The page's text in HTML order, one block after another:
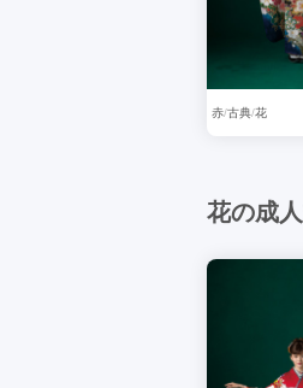
赤 古典 花
花の成